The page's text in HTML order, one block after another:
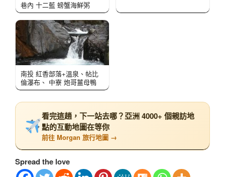
巷內 十二藍 螃蟹海鮮粥
南投 紅香部落+溫泉、帖比
倫瀑布、 中寮 炮哥薑母鴨
看完這趟，下一站去哪？亞洲 4000+ 個親訪地
點的互動地圖在等你
前往 Morgan 旅行地圖 →
Spread the love